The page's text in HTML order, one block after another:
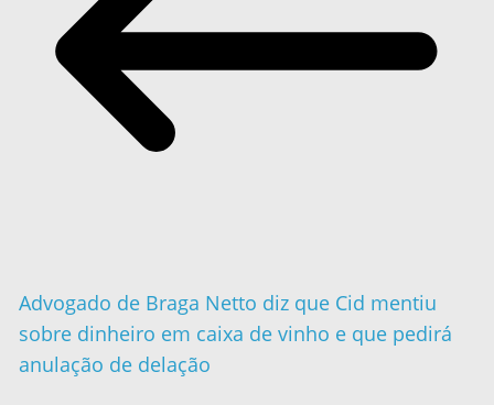
Advogado de Braga Netto diz que Cid mentiu
sobre dinheiro em caixa de vinho e que pedirá
anulação de delação